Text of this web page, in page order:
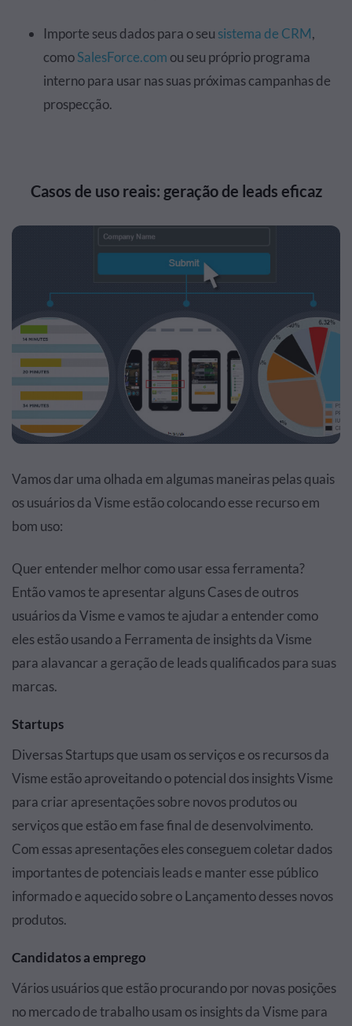
Importe seus dados para o seu sistema de CRM,
comoSalesForce.com ou seu próprio programa
interno para usar nas suas próximas campanhas de
prospecção.
Casos de uso reais: geração de leads eficaz
Vamos dar uma olhada em algumas maneiras pelas quais
os usuários da Visme estão colocando esse recurso em
bom uso:
Quer entender melhor como usar essa ferramenta?
Então vamos te apresentar alguns Cases de outros
usuários da Visme e vamos te ajudar a entender como
eles estão usando a Ferramenta de insights da Visme
para alavancar a geração de leads qualificados para suas
marcas.
Startups
Diversas Startups que usam os serviços e os recursos da
Visme estão aproveitando o potencial dos insights Visme
para criar apresentações sobre novos produtos ou
serviços que estão em fase final de desenvolvimento.
Com essas apresentações eles conseguem coletar dados
importantes de potenciais leads e manter esse público
informado e aquecido sobre o Lançamento desses novos
produtos.
Candidatos a emprego
Vários usuários que estão procurando por novas posições
no mercado de trabalho usam os insights da Visme para